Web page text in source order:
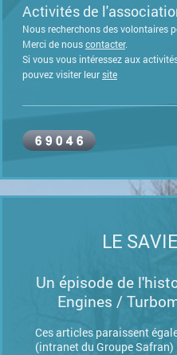
Activités de
Nous recherchons des volontaires
Merci de nouscontacter.
Si vous vous intéressez aux
pouvez visiter leursite
LE
Un épisode de
Engines /
Ces articles paraissent
(intranet du Groupe Safran)